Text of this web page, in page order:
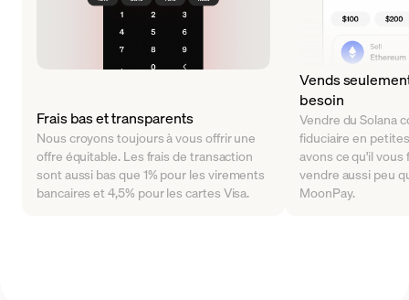
Frais bas et transparents
Nous croyons toujours à vous offrir une
offre équitable. Les frais de transaction
sont aussi bas que 1% pour les virements
bancaires et 4,5% pour les cartes Visa.
Vends
besoin
Vendre du Solana
fiduciaire en
avons ce qu'il vous
vendre aussi peu
MoonPay.